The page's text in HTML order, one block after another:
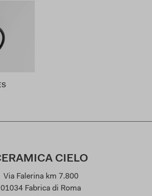
CIELO
Via Falerina km 7.800
01034 Fabrica di Roma